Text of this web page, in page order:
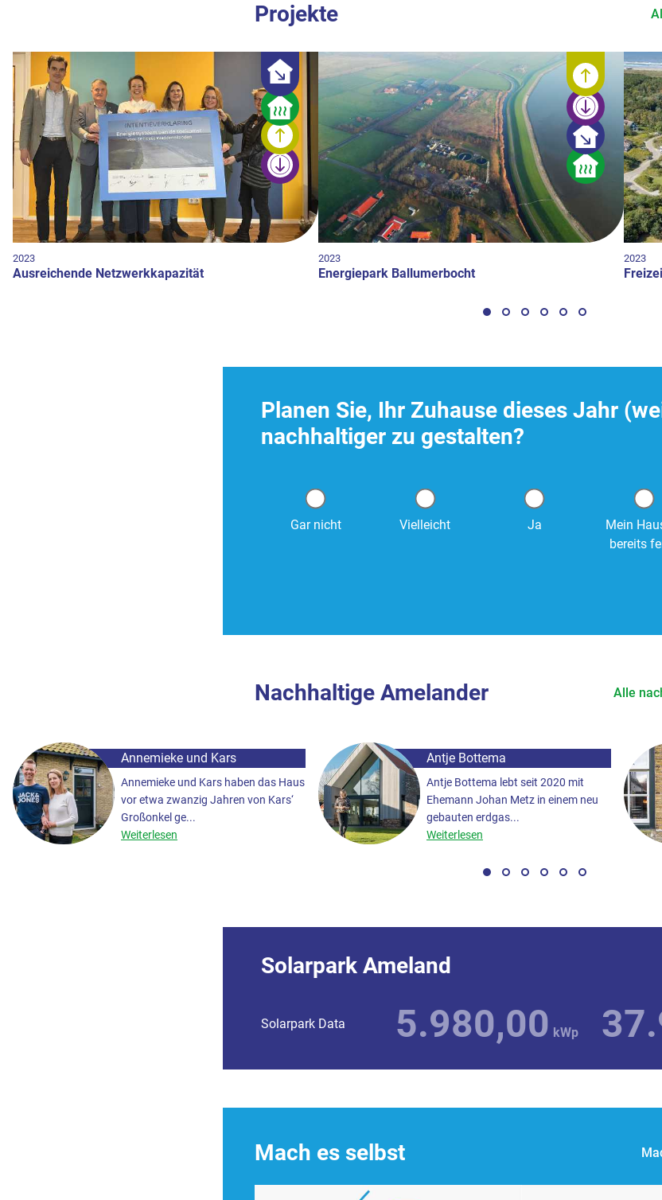
Projekte
2023
Ausreichende Netzwerkkapazität
2023
Energiepark Ballumerbocht
2023
Planen Sie, Ihr Zuhause dieses Jahr
nachhaltiger zu gestalten?
Gar nicht Vielleicht Ja
Mein
bereits
Nachhaltige Amelander Alle
Annemieke und Kars
Annemieke und Kars haben das Haus
vor etwa zwanzig Jahren von Kars‘
Großonkel ge...
Weiterlesen
Antje Bottema
Antje Bottema lebt seit 2020 mit
Ehemann Johan Metz in einem neu
gebauten erdgas...
Weiterlesen
Solarpark Ameland
Solarpark Data 5.980,00 kWp
Mach es selbst